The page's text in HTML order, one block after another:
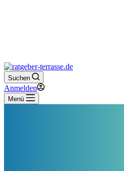
Suchen
Anmelden
Menü